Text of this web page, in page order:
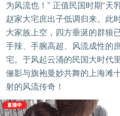
为风流也！” 正值民国时期“天
赵家大宅庶出子低调归来。此
大家族上空，四方垂涎的群
手辣、手腕高超、风流成性的
宅。于风起云涌的民国大时代
俪影与旗袍曼妙共舞的上海滩
射的风流传奇！